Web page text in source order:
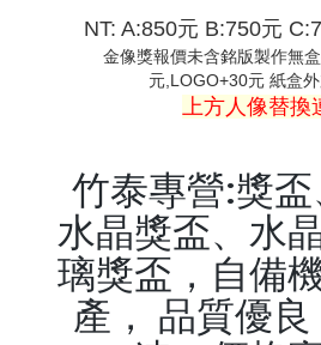
NT: A:850元 B:750元
金像獎報價未含銘版製作無
元,LOGO+30元 紙盒外
上方人像替換
竹泰專營:獎盃
水晶獎盃、水
璃獎盃，自備
產， 品質優